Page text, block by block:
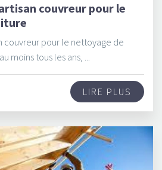
couvreur pour le
couvreur pour le nettoyage de
moins tous les ans, ...
LIRE PLUS